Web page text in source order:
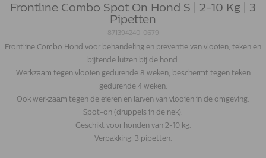
Frontline Combo Spot On Hond S | 2-10 Kg | 3
Pipetten
871394240-0679
Frontline Combo Hond voor behandeling en preventie van vlooien, teken en
bijtende luizen bij de hond.
Werkzaam tegen vlooien gedurende 8 weken, beschermt tegen teken
gedurende 4 weken.
Ook werkzaam tegen de eieren en larven van vlooien in de omgeving.
Spot-on (druppels in de nek).
Geschikt voor honden van 2-10 kg.
Verpakking: 3 pipetten.